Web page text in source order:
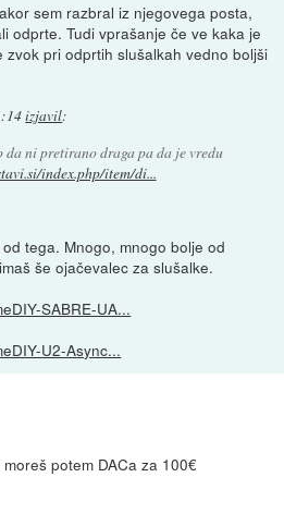
sem razbral iz njegovega posta,
odprte. Tudi vprašanje če ve kaka je
zvok pri odprtih slušalkah vedno boljši
izjavil:
da ni pretirano draga pa da je vredu
index.php/item/di...
tega. Mnogo, mnogo bolje od
še ojačevalec za slušalke.
SABRE-UA...
U2-Async...
potem DACa za 100€